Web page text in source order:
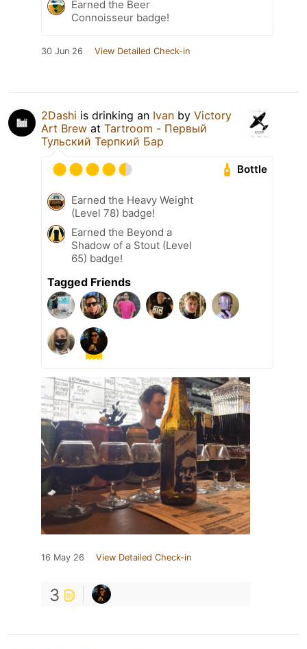
Earned the Beer
Connoisseur badge!
30 Jun 26 View Detailed Check-in
2Dashi is drinking an Ivan by Victory
Art Brew at Tartroom - Первый
Тульский Терпкий Бар
Bottle
Earned the Heavy Weight
(Level 78) badge!
Earned the Beyond a
Shadow of a Stout (Level
65) badge!
Tagged Friends
16 May 26 View Detailed Check-in
3